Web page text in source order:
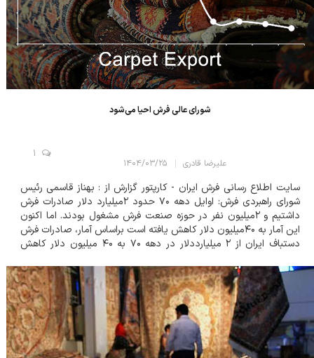
شورای عالی فرش احیا می‌شود
علیرضا قادری ۱۴۰۴/۰۳/۲۵
1
سایت اطلاع رسانی فرش ایران - کارپتور گزارش از : بهناز قاسمی رئیس
شورای راهبردی فرش: اوایل دهه ۷۰ حدود ۲میلیارد دلار صادرات فرش
داشتیم و ۲میلیون نفر در حوزه صنعت فرش مشغول بودند. اما اکنون
این آمار به ۴۰میلیون دلار کاهش یافته است براساس آمار، صادرات فرش
دستباف ایران از ۲ میلیارددلار در دهه ۷۰ به ۴۰ میلیون دلار کاهش
ایرانی ب...